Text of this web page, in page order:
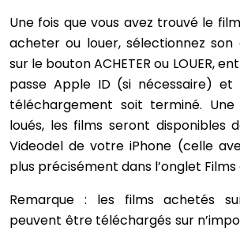
Une fois que vous avez trouvé le
acheter ou louer, sélectionnez son
sur le bouton ACHETER ou LOUER,
passe Apple ID (si nécessaire)
téléchargement soit terminé.
loués, les films seront disponibles
Videodel de votre iPhone (celle
plus précisément dans l’onglet
Remarque : les films achetés
peuvent être téléchargés sur